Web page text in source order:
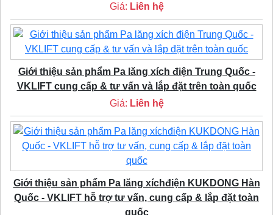
Giá: Liên hệ
Giới thiệu sản phẩm Pa lăng xích điện Trung Quốc -
VKLIFT cung cấp & tư vấn và lắp đặt trên toàn quốc
Giá: Liên hệ
Giới thiệu sản phẩm Pa lăng xíchđiện KUKDONG Hàn
Quốc - VKLIFT hỗ trợ tư vấn, cung cấp & lắp đặt toàn
quốc